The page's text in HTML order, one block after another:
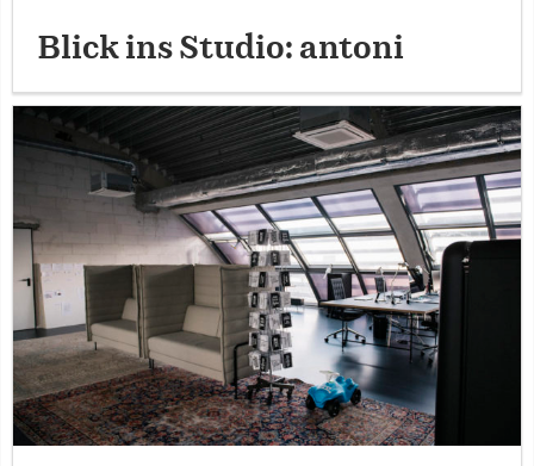
Blick ins Studio: antoni